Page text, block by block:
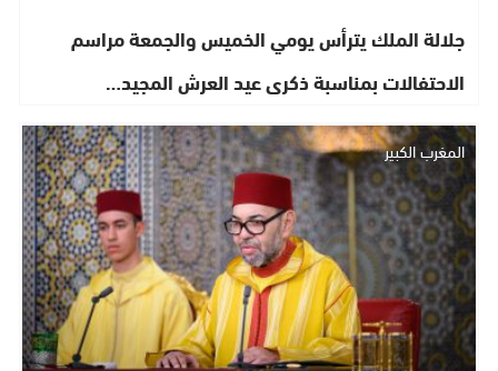
جلالة الملك يترأس يومي الخميس والجمعة مراسم
الاحتفالات بمناسبة ذكرى عيد العرش المجيد…
المغرب الكبير